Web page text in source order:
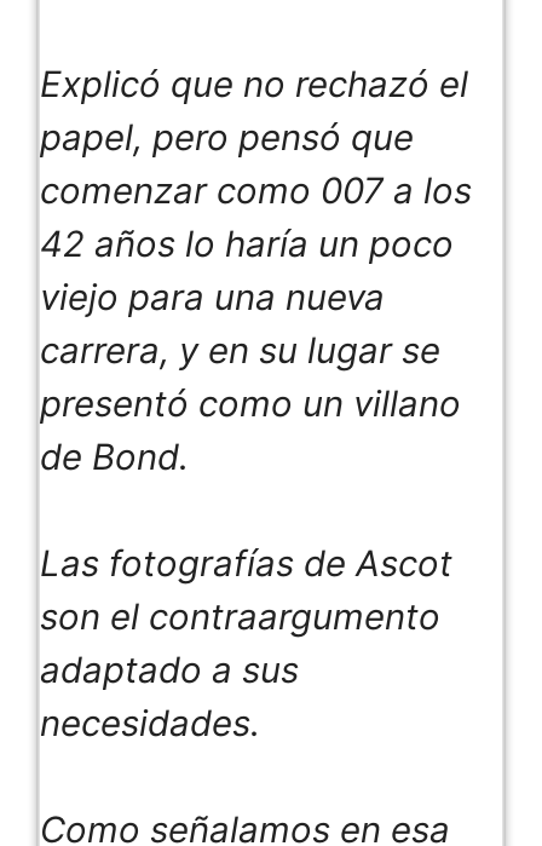
Explicó que no rechazó el
papel, pero pensó que
comenzar como 007 a los
42 años lo haría un poco
viejo para una nueva
carrera, y en su lugar se
presentó como un villano
de Bond.
Las fotografías de Ascot
son el contraargumento
adaptado a sus
necesidades.
Como señalamos en esa